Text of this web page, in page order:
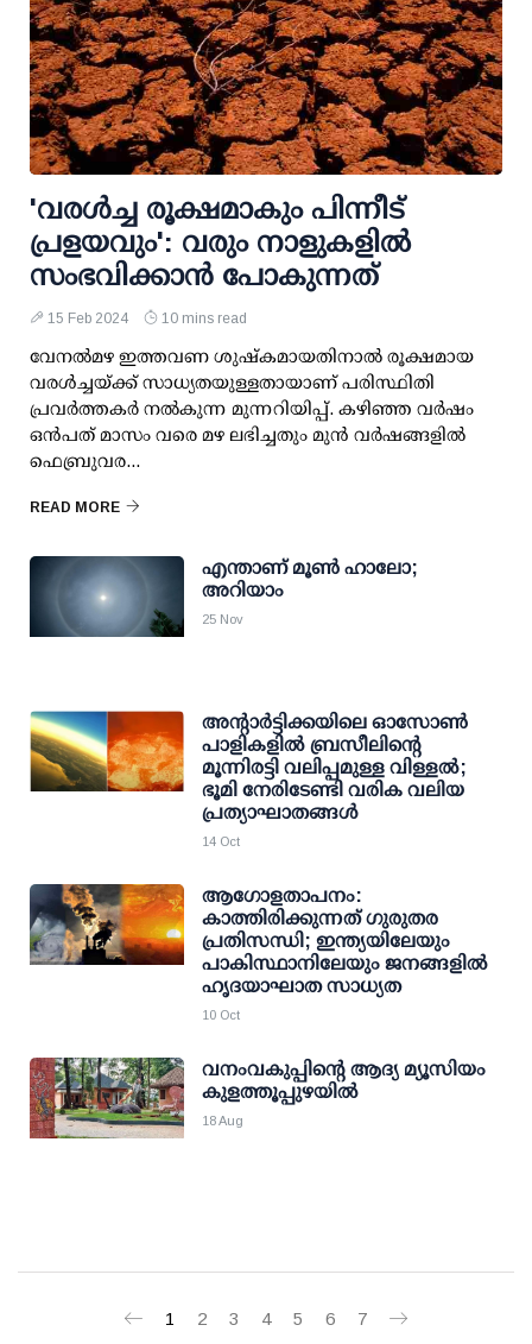
'വരള്‍ച്ച രൂക്ഷമാകും പിന്നീട്
പ്രളയവും': വരും നാളുകളില്‍
സംഭവിക്കാന്‍ പോകുന്നത്
15 Feb 2024 10 mins read
വേനല്‍മഴ ഇത്തവണ ശുഷ്‌കമായതിനാല്‍ രൂക്ഷമായ
വരള്‍ച്ചയ്ക്ക് സാധ്യതയുള്ളതായാണ് പരിസ്ഥിതി
പ്രവര്‍ത്തകര്‍ നല്‍കുന്ന മുന്നറിയിപ്പ്. കഴിഞ്ഞ വര്‍ഷം
ഒന്‍പത് മാസം വരെ മഴ ലഭിച്ചതും മുന്‍ വര്‍ഷങ്ങളില്‍
ഫെബ്രുവര...
READ MORE
എന്താണ് മൂണ്‍ ഹാലോ;
അറിയാം
25 Nov
അന്റാര്‍ട്ടിക്കയിലെ ഓസോണ്‍
പാളികളിൽ ബ്രസീലിന്റെ
മൂന്നിരട്ടി വലിപ്പമുള്ള വിള്ളല്‍;
ഭൂമി നേരിടേണ്ടി വരിക വലിയ
പ്രത്യാഘാതങ്ങൾ
14 Oct
ആഗോളതാപനം:
കാത്തിരിക്കുന്നത് ഗുരുതര
പ്രതിസന്ധി; ഇന്ത്യയിലേയും
പാകിസ്ഥാനിലേയും ജനങ്ങളില്‍
ഹൃദയാഘാത സാധ്യത
10 Oct
വനംവകുപ്പിന്റെ ആദ്യ മ്യൂസിയം
കുളത്തൂപ്പുഴയില്‍
18 Aug
1 2 3 4 5 6 7